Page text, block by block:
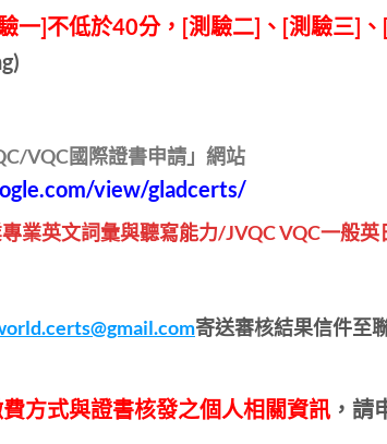
一]不低於40分，[測驗二]、[測驗三]
VQC國際證書申請」網站
view/gladcerts/
專業英文詞彙與聽寫能力/JVQC VQC一
寄送審核結果信件至
方式與證書核發之個人相關資訊 ，請